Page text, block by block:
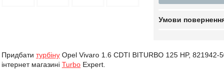
Придбати турбіну Opel Vivaro 1.6 CDTI BITURBO 125 HP,
інтернет магазині Turbo Expert.